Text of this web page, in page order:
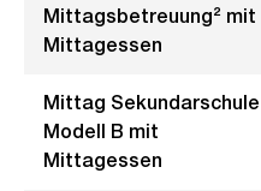
Mittagsbetreuung² mit
Mittagessen
Mittag Sekundarschule
Modell B mit
Mittagessen